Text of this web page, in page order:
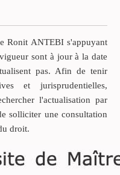
le rêve d’une
œuvre de ce
énergie et
peut vite tourner
Ronit ANTEBI s'appuyant
sont à jour à la date
pas. Afin de tenir
et jurisprudentielles,
l'actualisation par
solliciter une consultation
droit.